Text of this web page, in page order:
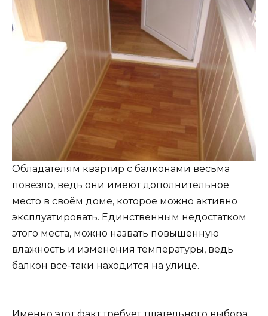
Обладателям квартир с балконами весьма
повезло, ведь они имеют дополнительное
место в своём доме, которое можно активно
эксплуатировать. Единственным недостатком
этого места, можно назвать повышенную
влажность и изменения температуры, ведь
балкон всё-таки находится на улице.